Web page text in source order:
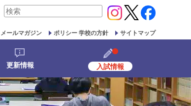
検
対
象:
メールマガジン ポリシー 学校の方針 サイトマップ
更新情報 入試情報